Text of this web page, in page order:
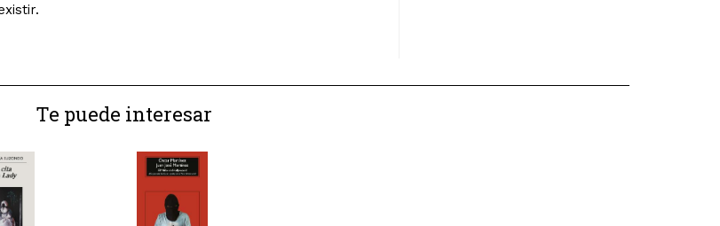
Te puede interesar